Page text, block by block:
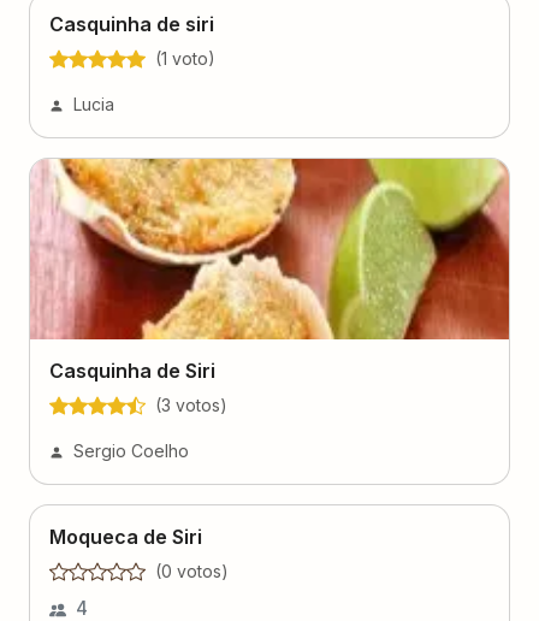
Casquinha de siri
(1 voto)
Lucia
Casquinha de Siri
(3 votos)
Sergio Coelho
Moqueca de Siri
(0 votos)
4